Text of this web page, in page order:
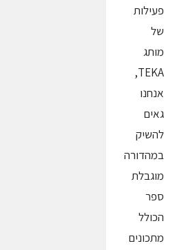
פעילות
של
מותג
TEKA,
אנחנו
גאים
להשיק
במהדורה
מוגבלת
ספר
הכולל
מתכונים